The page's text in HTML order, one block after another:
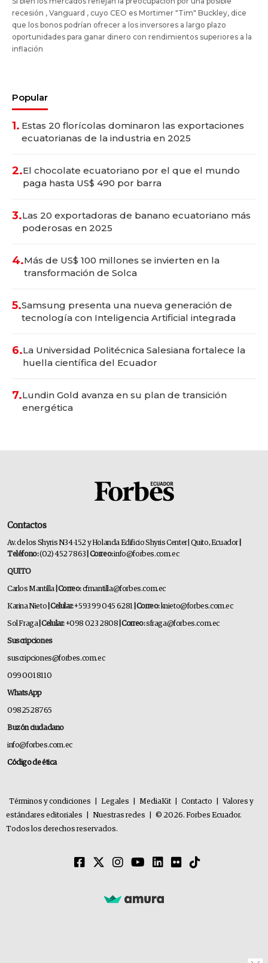
recesión , Vanguard , cuyo CEO es Mortimer "Tim" Buckley, dice
que los bonos podrían ofrecer a los inversores a largo plazo
oportunidades para ganar dinero con rendimientos superiores a la
inflación
Popular
1. Estas 20 florícolas dominaron las exportaciones
ecuatorianas de la industria en 2025
2.El chocolate ecuatoriano por el que el mundo
paga hasta US$ 490 por barra
3.Las 20 exportadoras de banano ecuatoriano más
poderosas en 2025
4.Más de US$ 100 millones se invierten en la
transformación de Solca
5.Samsung presenta una nueva generación de
tecnología con Inteligencia Artificial integrada
6.La Universidad Politécnica Salesiana fortalece la
huella científica del Ecuador
7.Lundin Gold avanza en su plan de transición
energética
Contactos
Av. de los Shyris N34-152 y Holanda Edificio Shyris Center | Quito, Ecuador
Teléfono:(02) 452 7863 | Correo:info@forbes.com.ec
QUITO
Carlos Mantilla | Correo:cfmantilla@forbes.com.ec
Karina Nieto | Celular:+593 99 045 6281 | Correo:knieto@forbes.com.ec
Sol Fraga| Celular:+098 023 2808 | Correo:sfraga@forbes.com.ec
Suscripciones
suscripciones@forbes.com.ec
099 001 8110
WhatsApp
0982528765
Buzón ciudadano
info@forbes.com.ec
Código de ética
Términos y condiciones Legales MediaKit Contacto
Valores y
estándares editoriales
Nuestras redes
© 2026. Forbes Ecuador.
Todos los derechos reservados.